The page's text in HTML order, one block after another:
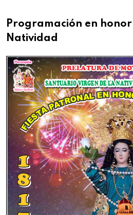
Programación en
Natividad